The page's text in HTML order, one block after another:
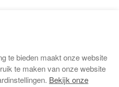
te bieden maakt onze website
te maken van onze website
Bekijk onze